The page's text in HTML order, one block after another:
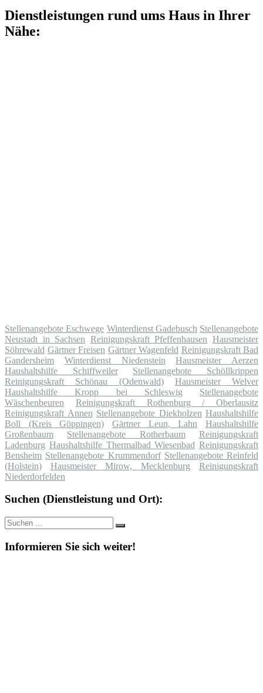
Dienstleistungen rund ums Haus in Ihrer
Nähe:
Stellenangebote Eschwege Winterdienst Gadebusch Stellenangebote
Neustadt in Sachsen Reinigungskraft Pfeffenhausen Hausmeister
Söhrewald Gärtner Freisen Gärtner Wagenfeld Reinigungskraft Bad
Gandersheim
Winterdienst Niedenstein
Hausmeister Aerzen
Haushaltshilfe Schiffweiler
Stellenangebote Schöllkrippen
Reinigungskraft Schönau (Odenwald)
Hausmeister Welver
Haushaltshilfe Kropp bei Schleswig
Stellenangebote
Wäschenbeuren
Reinigungskraft Rothenburg / Oberlausitz
Reinigungskraft Annen Stellenangebote Diekholzen Haushaltshilfe
Boll (Kreis Göppingen)
Gärtner Leun, Lahn
Haushaltshilfe
Großenbaum
Stellenangebote Rotherbaum
Reinigungskraft
Ladenburg Haushaltshilfe Thermalbad Wiesenbad Reinigungskraft
Bensheim Stellenangebote Krummendorf Stellenangebote Reinfeld
(Holstein)
Hausmeister Mirow, Mecklenburg
Reinigungskraft
Niederdorfelden
Suchen (Dienstleistung und Ort):
Suche
nach:
Suchen
Informieren Sie sich weiter!